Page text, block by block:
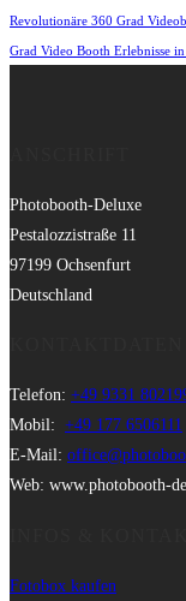
Revolutionäre 360 Grad
Grad Video Booth Erlebnisse
Photobooth-Deluxe
Pestalozzistraße 11
97199 Ochsenfurt
Deutschland
Telefon: +49 9331
Mobil: +49 177 6506111
E-Mail:
Web: www.photobooth-
Fotobox kaufen